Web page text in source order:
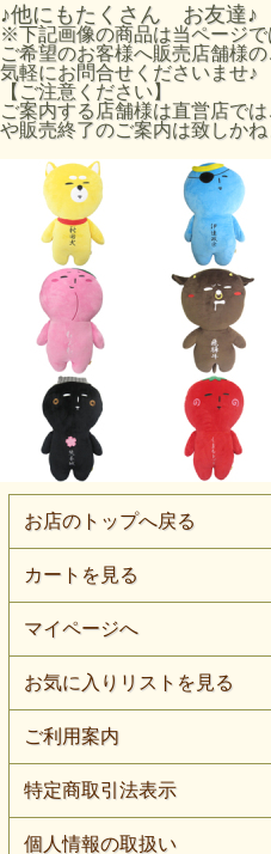
♪他にもたくさん お友達♪
※下記画像の商品は当ページ
ご希望のお客様へ販売店舗様
気軽にお問合せくださいませ♪
【ご注意ください】
ご案内する店舗様は直営店で
や販売終了のご案内は致しかね
お店のトップへ戻る
カートを見る
マイページへ
お気に入りリストを見る
ご利用案内
特定商取引法表示
個人情報の取扱い